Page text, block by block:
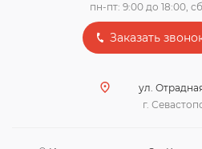
пн-пт: 9:00 до 18:00,
Заказать
ул.
г.